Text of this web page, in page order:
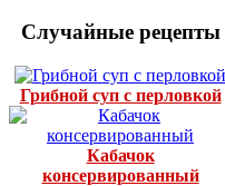
Случайные рецепты
Грибной суп с перловкой
Кабачок
консервированный